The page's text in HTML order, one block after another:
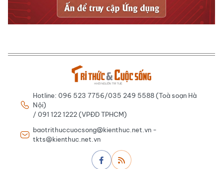
Hotline: 096 523 7756/035 249 5588 (Toà soạn Hà
Nội)
/ 091 122 1222 (VPĐD TPHCM)
baotrithuccuocsong@kienthuc.net.vn -
tkts@kienthuc.net.vn